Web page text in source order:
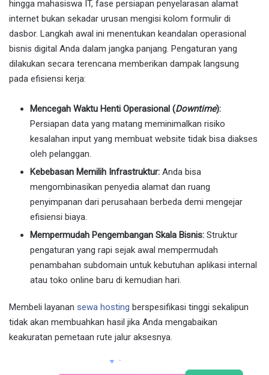
hingga mahasiswa IT, fase persiapan penyelarasan alamat
internet bukan sekadar urusan mengisi kolom formulir di
dasbor. Langkah awal ini menentukan keandalan operasional
bisnis digital Anda dalam jangka panjang. Pengaturan yang
dilakukan secara terencana memberikan dampak langsung
pada efisiensi kerja:
Mencegah Waktu Henti Operasional (Downtime):
Persiapan data yang matang meminimalkan risiko
kesalahan input yang membuat website tidak bisa diakses
oleh pelanggan.
Kebebasan Memilih Infrastruktur: Anda bisa
mengombinasikan penyedia alamat dan ruang
penyimpanan dari perusahaan berbeda demi mengejar
efisiensi biaya.
Mempermudah Pengembangan Skala Bisnis: Struktur
pengaturan yang rapi sejak awal mempermudah
penambahan subdomain untuk kebutuhan aplikasi internal
atau toko online baru di kemudian hari.
Membeli layanan sewa hosting berspesifikasi tinggi sekalipun
tidak akan membuahkan hasil jika Anda mengabaikan
keakuratan pemetaan rute jalur aksesnya.